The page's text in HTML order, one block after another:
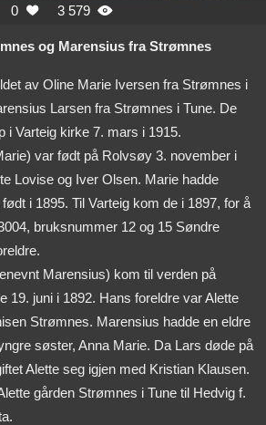
0  3 579 
og Marensius fra Strømnes
av Oline Marie Iversen fra Strømnes i
Larsen fra Strømnes i Tune. De
i Varteig kirke 7. mars i 1915.
var født på Rolvsøy 3. november i
Lovise og Iver Olsen. Marie hadde
i 1895. Til Varteig kom de i 1897, for å
bruksnummer 12 og 15 Søndre
Marensius) kom til verden på
19. juni i 1892. Hans foreldre var Alette
Strømnes. Marensius hadde en eldre
søster, Anna Marie. Da Lars døde på
Alette seg igjen med Kristian Klausen.
gården Strømnes i Tune til Hedvig f.